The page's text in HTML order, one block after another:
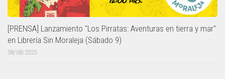
[PRENSA] Lanzamiento "Los Pirratas: Aventuras en tierra y mar"
en Librería Sin Moraleja (Sábado 9)
08/08/2025